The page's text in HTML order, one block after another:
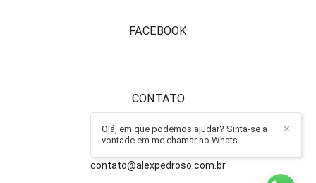
FACEBOOK
CONTATO
011-997221254
contato@alexpedroso.com.br
✕
Olá, em que podemos ajudar? Sinta-se a
vontade em me chamar no Whats.